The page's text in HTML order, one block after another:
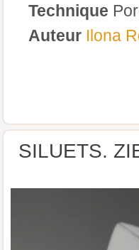
Technique
Auteur Ilona
SILUETS.